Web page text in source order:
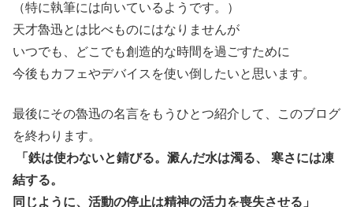
（特に執筆には向いているようです。）
天才魯迅とは比べものにはなりませんが
いつでも、どこでも創造的な時間を過ごすために
今後もカフェやデバイスを使い倒したいと思います。
最後にその魯迅の名言をもうひとつ紹介して、このブログ
を終わります。
「鉄は使わないと錆びる。澱んだ水は濁る、 寒さには凍
結する。
同じように、活動の停止は精神の活力を喪失させる」